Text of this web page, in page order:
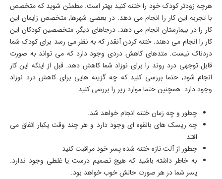
هرچه زودتر کودک خود را ختنه کنید بهتر است. مطمئن شوید که متخصص
با تجربه این کار را انجام می دهد. در بعضی شهرها, متخصص زایمان این
کار را در بیمارستان انجام می دهد. درجاهای دیگر, متخصصین کودکان این
کار را انجام می دهند. ختنه کردن آنقدر که به نظر می رسد برای کودک شما
دردناک نیست. متدهای کاهش دردی وجود دارد که می تواند به صورت
قابل توجهی درد روند را برای نوزاد شما کاهش دهد. قبل از اینکه این کار
انجام شود, حتما بررسی کنید که چه گزینه هایی برای کاهش درد نوزاد
وجود دارد. همچنین حتما موارد زیر را بررسی کنید:
چطور و چه زمان ختنه انجام خواهد شد.
چه ریسک های بالقوه ای وجود دارد و هر چند وقت یکبار اتفاق می
افتد
چطور از آلت تازه ختنه شده پسر خود مراقبت کنید
به خاطر داشته باشید که هیچ تصمیم درست یا غلطی وجود ندارد.
پسر شما در هر صورت حالش خوب خواهد بود.